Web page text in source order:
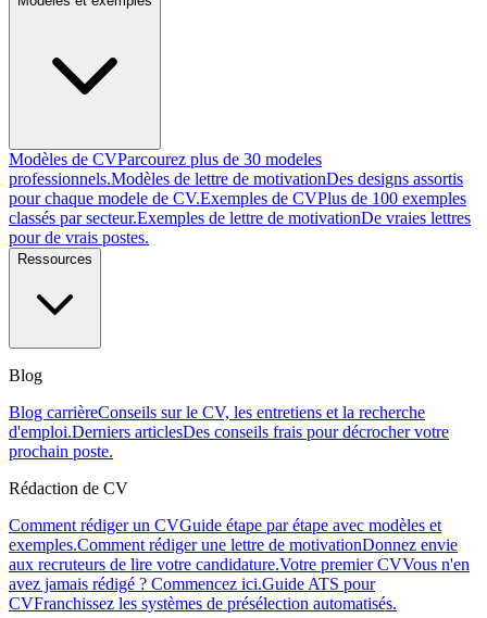
Modèles de CVParcourez plus de 30 modeles
professionnels.Modèles de lettre de motivationDes designs assortis
pour chaque modele de CV.Exemples de CVPlus de 100 exemples
classés par secteur.Exemples de lettre de motivationDe vraies lettres
pour de vrais postes.
Ressources
Blog
Blog carrièreConseils sur le CV, les entretiens et la recherche
d'emploi.Derniers articlesDes conseils frais pour décrocher votre
prochain poste.
Rédaction de CV
Comment rédiger un CVGuide étape par étape avec modèles et
exemples.Comment rédiger une lettre de motivationDonnez envie
aux recruteurs de lire votre candidature.Votre premier CVVous n'en
avez jamais rédigé ? Commencez ici.Guide ATS pour
CVFranchissez les systèmes de présélection automatisés.